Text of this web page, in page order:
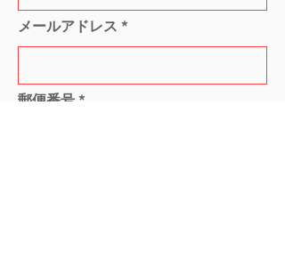
メールアドレス
郵便番号